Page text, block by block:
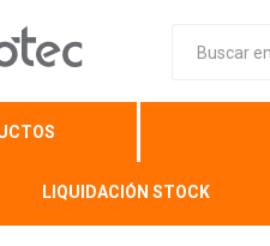
LIQUIDACIÓN STOCK